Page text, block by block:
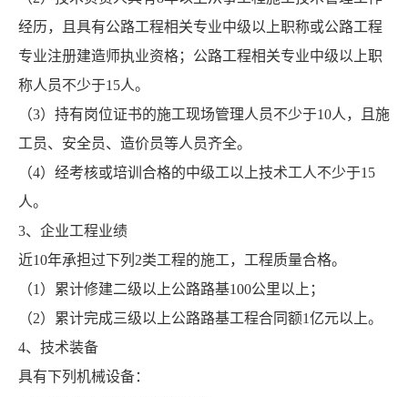
经历，且具有公路工程相关专业中级以上职称或公路工程
专业注册建造师执业资格；公路工程相关专业中级以上职
称人员不少于15人。
（3）持有岗位证书的施工现场管理人员不少于10人，且施
工员、安全员、造价员等人员齐全。
（4）经考核或培训合格的中级工以上技术工人不少于15
人。
3、企业工程业绩
近10年承担过下列2类工程的施工，工程质量合格。
（1）累计修建二级以上公路路基100公里以上；
（2）累计完成三级以上公路路基工程合同额1亿元以上。
4、技术装备
具有下列机械设备：